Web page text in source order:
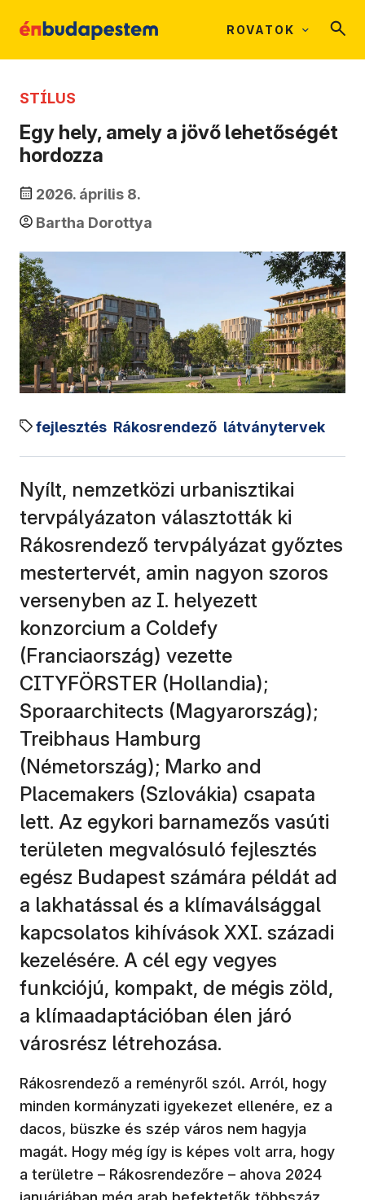
ROVATOK
STÍLUS
Egy hely, amely a jövő lehetőségét
hordozza
2026. április 8.
Bartha Dorottya
fejlesztés Rákosrendező látványtervek
Nyílt, nemzetközi urbanisztikai
tervpályázaton választották ki
Rákosrendező tervpályázat győztes
mestertervét, amin nagyon szoros
versenyben az I. helyezett
konzorcium a Coldefy
(Franciaország) vezette
CITYFÖRSTER (Hollandia);
Sporaarchitects (Magyarország);
Treibhaus Hamburg
(Németország); Marko and
Placemakers (Szlovákia) csapata
lett. Az egykori barnamezős vasúti
területen megvalósuló fejlesztés
egész Budapest számára példát ad
a lakhatással és a klímaválsággal
kapcsolatos kihívások XXI. századi
kezelésére. A cél egy vegyes
funkciójú, kompakt, de mégis zöld,
a klímaadaptációban élen járó
városrész létrehozása.
Rákosrendező a reményről szól. Arról, hogy
minden kormányzati igyekezet ellenére, ez a
dacos, büszke és szép város nem hagyja
magát. Hogy még így is képes volt arra, hogy
a területre – Rákosrendezőre – ahova 2024